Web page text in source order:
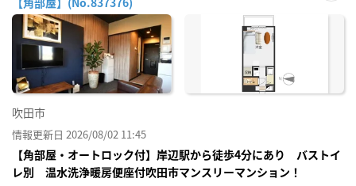
に入
吹田市
情報更新日 2026/08/02 11:45
【角部屋・オートロック付】岸辺駅から徒歩4分にあり バストイ
レ別 温水洗浄暖房便座付吹田市マンスリーマンション！